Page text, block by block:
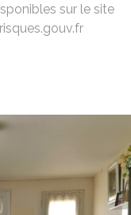
sur le site